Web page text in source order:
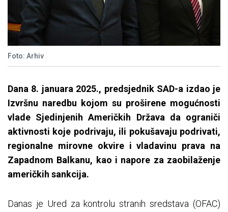
Foto: Arhiv
Dana 8. januara 2025., predsjednik SAD-a izdao je
Izvršnu naredbu kojom su proširene mogućnosti
vlade Sjedinjenih Američkih Država da ograniči
aktivnosti koje podrivaju, ili pokušavaju podrivati,
regionalne mirovne okvire i vladavinu prava na
Zapadnom Balkanu, kao i napore za zaobilaženje
američkih sankcija.
Danas je Ured za kontrolu stranih sredstava (OFAC)